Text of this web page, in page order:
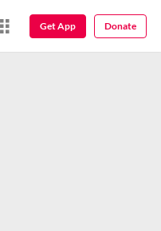
Get App Donate